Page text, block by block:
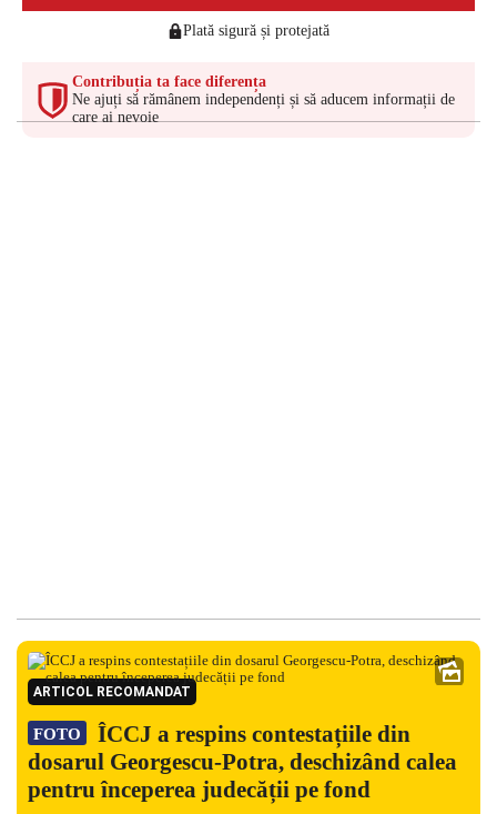
Plată sigură și protejată
Contribuția ta face diferența
Ne ajuți să rămânem independenți și să aducem informații de
care ai nevoie
ARTICOL RECOMANDAT
FOTO
ÎCCJ a respins contestațiile din
dosarul Georgescu-Potra, deschizând calea
pentru începerea judecății pe fond